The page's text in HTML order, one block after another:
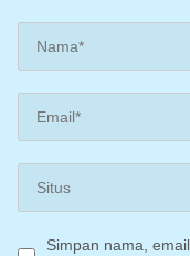
Simpan nama,